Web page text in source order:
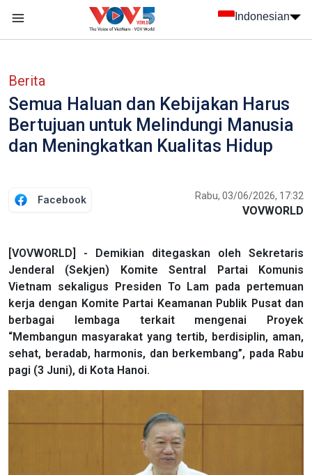
Indonesian
Berita
Semua Haluan dan Kebijakan Harus
Bertujuan untuk Melindungi Manusia
dan Meningkatkan Kualitas Hidup
Facebook Rabu, 03/06/2026, 17:32
VOVWORLD
[VOVWORLD] - Demikian ditegaskan oleh Sekretaris
Jenderal (Sekjen) Komite Sentral Partai Komunis
Vietnam sekaligus Presiden To Lam pada pertemuan
kerja dengan Komite Partai Keamanan Publik Pusat dan
berbagai lembaga terkait mengenai Proyek
“Membangun masyarakat yang tertib, berdisiplin, aman,
sehat, beradab, harmonis, dan berkembang”, pada Rabu
pagi (3 Juni), di Kota Hanoi.